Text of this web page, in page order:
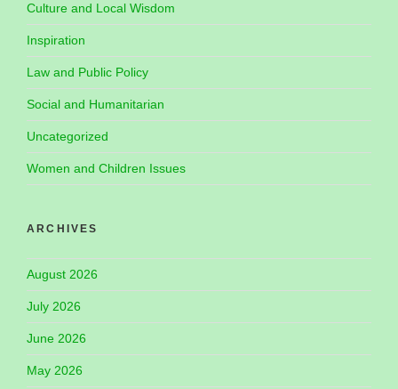
Culture and Local Wisdom
Inspiration
Law and Public Policy
Social and Humanitarian
Uncategorized
Women and Children Issues
ARCHIVES
August 2026
July 2026
June 2026
May 2026